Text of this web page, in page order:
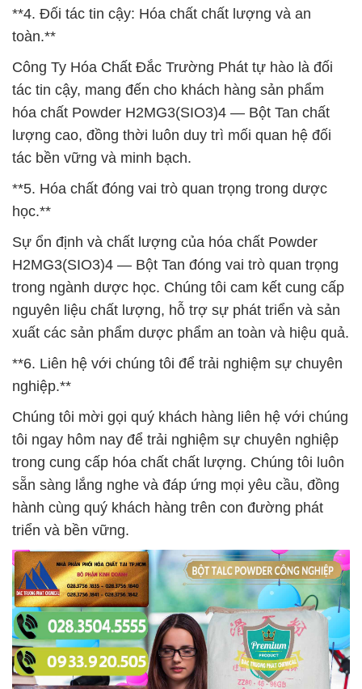
**4. Đối tác tin cậy: Hóa chất chất lượng và an
toàn.**
Công Ty Hóa Chất Đắc Trường Phát tự hào là đối
tác tin cậy, mang đến cho khách hàng sản phẩm
hóa chất Powder H2MG3(SIO3)4 — Bột Tan chất
lượng cao, đồng thời luôn duy trì mối quan hệ đối
tác bền vững và minh bạch.
**5. Hóa chất đóng vai trò quan trọng trong dược
học.**
Sự ổn định và chất lượng của hóa chất Powder
H2MG3(SIO3)4 — Bột Tan đóng vai trò quan trọng
trong ngành dược học. Chúng tôi cam kết cung cấp
nguyên liệu chất lượng, hỗ trợ sự phát triển và sản
xuất các sản phẩm dược phẩm an toàn và hiệu quả.
**6. Liên hệ với chúng tôi để trải nghiệm sự chuyên
nghiệp.**
Chúng tôi mời gọi quý khách hàng liên hệ với chúng
tôi ngay hôm nay để trải nghiệm sự chuyên nghiệp
trong cung cấp hóa chất chất lượng. Chúng tôi luôn
sẵn sàng lắng nghe và đáp ứng mọi yêu cầu, đồng
hành cùng quý khách hàng trên con đường phát
triển và bền vững.